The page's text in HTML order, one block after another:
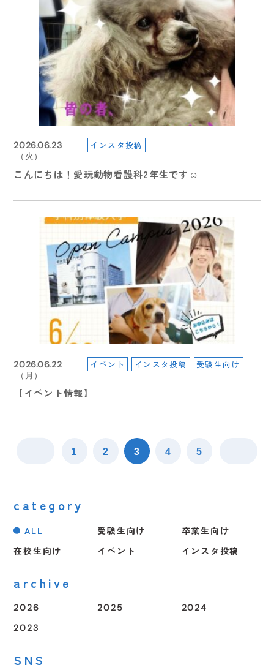
category
ALL 受験生向け
卒業生向け
在校生向け
イベント インスタ投稿
archive
2026 2025
2024
2023
SNS
2026.06.23
（火）
インスタ投稿
こんにちは！愛玩動物看護科2年生です☺
2026.06.22
（月）
イベント インスタ投稿 受験生向け
【イベント情報】
1 2 3 4 5
2026.07.26
【受験生の方へ】７/２９（水）より総合型選抜・総合
2026.06.02
【在校生連絡】明日（6月3日）の授業について
2026.06.02
【在校生連絡】明日（6月3日）の授業について
2026.07.05
【イベント情報】
2026.08.07
✂️🐩 8/19（水）体験入学開催！ 🐩✂️